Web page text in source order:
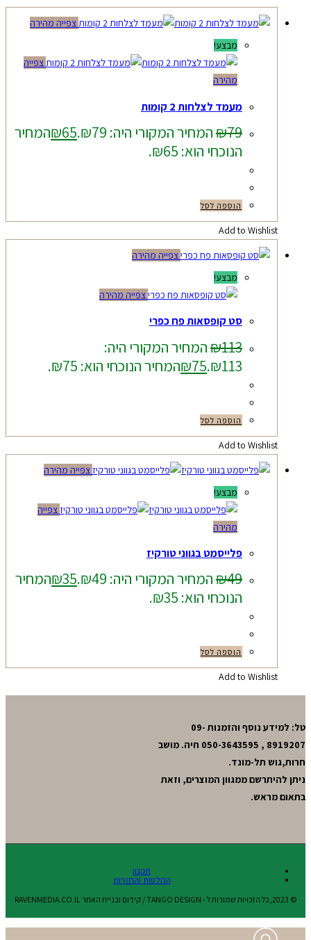
צפייה מהירה
מבצע!
צפייה
מהירה
מעמד לצלחות 2 קומות
₪79 המחיר המקורי היה: ₪79. ₪65
המחיר
הנוכחי הוא: ₪65.
הוספה לסל
Add to Wishlist
צפייה מהירה
מבצע!
צפייה מהירה
סט קופסאות פח כפרי
₪113
המחיר המקורי היה:
₪113.
₪75 המחיר הנוכחי הוא: ₪75.
הוספה לסל
Add to Wishlist
צפייה מהירה
מבצע!
צפייה
מהירה
פלייסמט בגווני טורקיז
₪49 המחיר המקורי היה: ₪49. ₪35
המחיר
הנוכחי הוא: ₪35.
הוספה לסל
Add to Wishlist
טל: למידע נוסף והזמנות 09-
8919207 , 050-3643595 חיה. מושב
חרות,גוש תל-מונד.
ניתן להיתרשם ממגוון המוצרים, וזאת
בתאום מראש.
תקנון
החלפות והחזרות
© 2023,כל הזכויות שמורות ל - TANGO DESIGN / קידום ובניית האתר RAVENMEDIA.CO.IL